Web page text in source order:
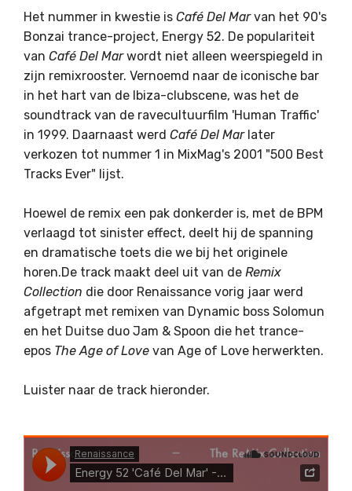
Het nummer in kwestie is Café Del Marvan het 90's
Bonzai trance-project, Energy 52. ​​De populariteit
van Café Del Marwordt niet alleen weerspiegeld in
zijn remixrooster. Vernoemd naar de iconische bar
in het hart van de Ibiza-clubscene, was het de
soundtrack van de ravecultuurfilm 'Human Traffic'
in 1999. Daarnaast werd Café Del Marlater
verkozen tot nummer 1 in MixMag's 2001 "500 Best
Tracks Ever" lijst.
Hoewel de remix een pak donkerder is, met de BPM
verlaagd tot sinister effect, deelt hij de spanning
en dramatische toets die we bij het originele
horen.De track maakt deel uit van de Remix
Collection die door Renaissance vorig jaar werd
afgetrapt met remixen van Dynamic boss Solomun
en het Duitse duo Jam & Spoon die het trance-
epos The Age of Love van Age of Love herwerkten.
Luister naar de track hieronder.